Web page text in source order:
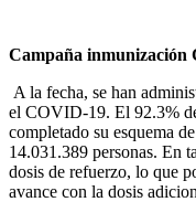
Campaña inmunización
A la fecha, se han
el COVID-19. El 92.3%
completado su esquema
14.031.389 personas. En
dosis de refuerzo, lo que
avance con la dosis